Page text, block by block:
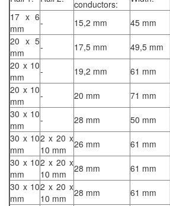
conductors:
17 x 6
mm
- 15,2 mm 45 mm
20 x 5
mm
- 17,5 mm 49,5 mm
20 x 10
mm
- 19,2 mm 61 mm
20 x 10
mm
- 20 mm 71 mm
30 x 10
mm
- 28 mm 50 mm
30 x 10
mm
2 x 20 x
10 mm
26 mm 61 mm
30 x 10
mm
2 x 20 x
10 mm
28 mm 61 mm
30 x 10
mm
2 x 20 x
10 mm
28 mm 61 mm